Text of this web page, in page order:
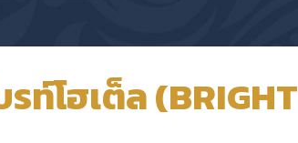
โฮเต็ล